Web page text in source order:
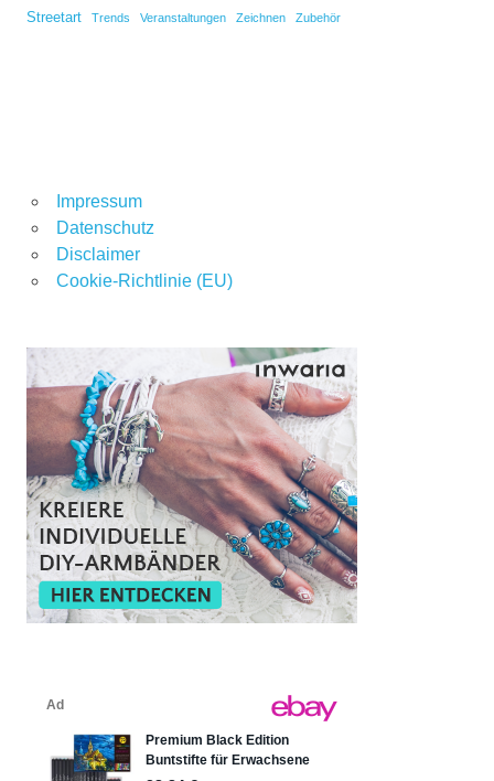
Streetart Trends Veranstaltungen Zeichnen Zubehör
Impressum
Datenschutz
Disclaimer
Cookie-Richtlinie (EU)